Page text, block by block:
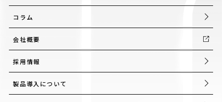
コラム
会社概要
採用情報
製品導入について